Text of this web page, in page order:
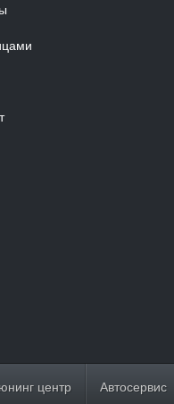
центр Автосервис